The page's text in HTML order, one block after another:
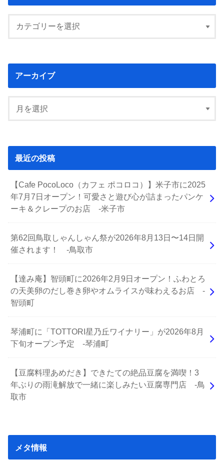
アーカイブ
最近の投稿
【Cafe PocoLoco（カフェ ポコロコ）】米子市に2025
年7月7日オープン！可愛さと遊び心が詰まったパンケ
ーキ＆クレープのお店 -米子市
第62回鳥取しゃんしゃん祭が2026年8月13日〜14日開
催されます！ -鳥取市
【達み庵】智頭町に2026年2月9日オープン！ふわとろ
の天美卵のだし巻き卵やオムライスが味わえるお店 -
智頭町
琴浦町に「TOTTORI星乃丘ワイナリー」が2026年8月
下旬オープン予定 -琴浦町
【豆腐料理あめだき】できたての絶品豆腐を満喫！3
年ぶりの雨滝解放で一緒に楽しみたい豆腐専門店 -鳥
取市
メタ情報